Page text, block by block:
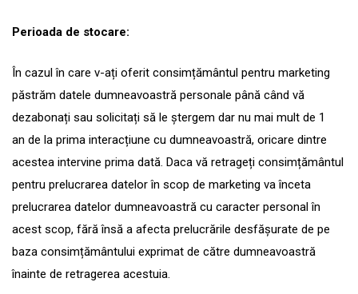
Perioada de stocare:
În cazul în care v-ați oferit consimțământul pentru marketing
păstrăm datele dumneavoastră personale până când vă
dezabonați sau solicitați să le ștergem dar nu mai mult de 1
an de la prima interacțiune cu dumneavoastră, oricare dintre
acestea intervine prima dată. Daca vă retrageți consimțământul
pentru prelucrarea datelor în scop de marketing va înceta
prelucrarea datelor dumneavoastră cu caracter personal în
acest scop, fără însă a afecta prelucrările desfășurate de pe
baza consimțământului exprimat de către dumneavoastră
înainte de retragerea acestuia.